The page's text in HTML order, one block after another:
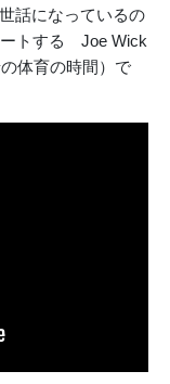
話になっているの
ートする Joe Wick
体育の時間）で